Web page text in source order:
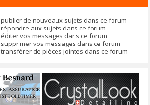
publier de nouveaux sujets dans ce forum
répondre aux sujets dans ce forum
éditer vos messages dans ce forum
supprimer vos messages dans ce forum
transférer de pièces jointes dans ce forum